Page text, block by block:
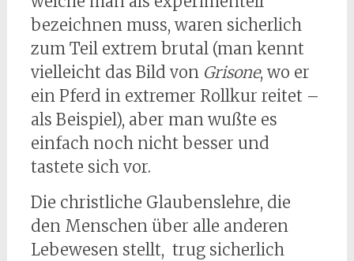
bezeichnen muss, waren sicherlich
zum Teil extrem brutal (man kennt
vielleicht das Bild von Grisone, wo er
ein Pferd in extremer Rollkur reitet –
als Beispiel), aber man wußte es
einfach noch nicht besser und
tastete sich vor.
Die christliche Glaubenslehre, die
den Menschen über alle anderen
Lebewesen stellt, trug sicherlich